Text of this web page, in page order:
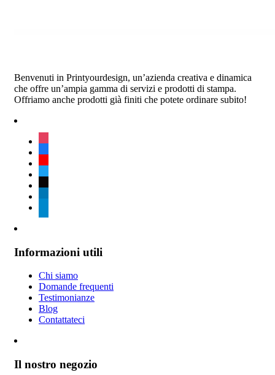
Benvenuti in Printyourdesign, un’azienda creativa e dinamica
che offre un’ampia gamma di servizi e prodotti di stampa.
Offriamo anche prodotti già finiti che potete ordinare subito!
Informazioni utili
Chi siamo
Domande frequenti
Testimonianze
Blog
Contattateci
Il nostro negozio